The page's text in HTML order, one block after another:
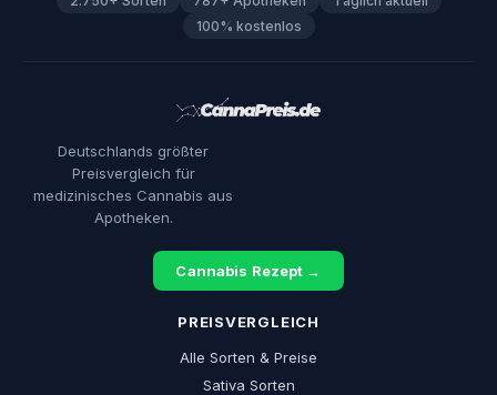
100% kostenlos
Deutschlands größter
Preisvergleich für
medizinisches Cannabis aus
Apotheken.
Cannabis Rezept →
PREISVERGLEICH
Alle Sorten & Preise
Sativa Sorten